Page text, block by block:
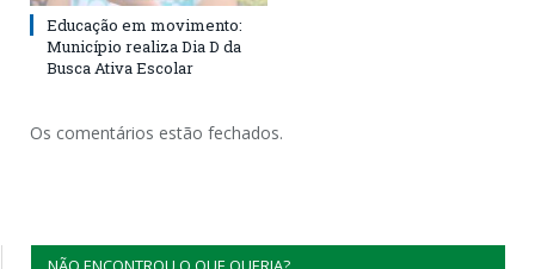
Educação em movimento:
Município realiza Dia D da
Busca Ativa Escolar
Os comentários estão fechados.